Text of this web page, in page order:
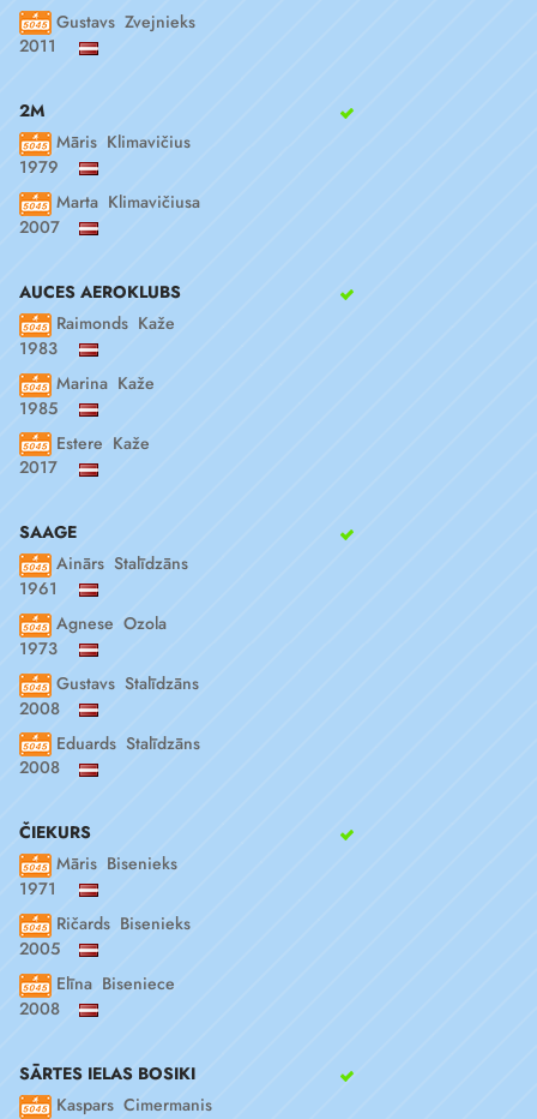
Gustavs Zvejnieks
2011
2M
Māris Klimavičius
1979
Marta Klimavičiusa
2007
AUCES AEROKLUBS
Raimonds Kaže
1983
Marina Kaže
1985
Estere Kaže
2017
SAAGE
Ainārs Stalīdzāns
1961
Agnese Ozola
1973
Gustavs Stalīdzāns
2008
Eduards Stalīdzāns
2008
ČIEKURS
Māris Bisenieks
1971
Ričards Bisenieks
2005
Elīna Biseniece
2008
SĀRTES IELAS BOSIKI
Kaspars Cimermanis